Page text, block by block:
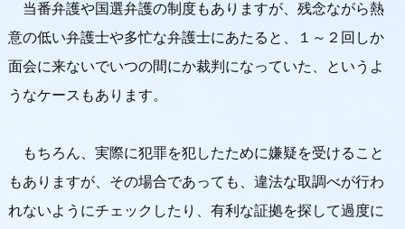
当番弁護や国選弁護の制度もありますが、残念ながら熱
意の低い弁護士や多忙な弁護士にあたると、１～２回しか
面会に来ないでいつの間にか裁判になっていた、というよ
うなケースもあります。
もちろん、実際に犯罪を犯したために嫌疑を受けること
もありますが、その場合であっても、違法な取調べが行わ
れないようにチェックしたり、有利な証拠を探して過度に